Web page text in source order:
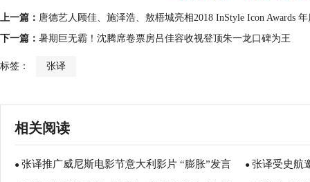
上一篇： 唐德艺人顾佳、施泽浩、敖梧城亮相2018 InStyle Icon Awards
下一篇： 暑期巨无霸！沈腾席卷票房吕佳容收视登顶朱一龙口碑为王
标签： 张译
相关阅读
● 张译推广威尼斯电影节意大利影片 “膨胀”发言 ● 张译受史航